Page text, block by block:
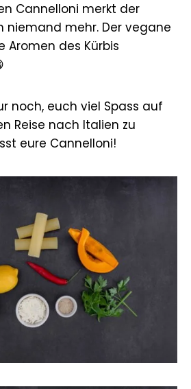
Cannelloni merkt der
niemand mehr. Der vegane
des Kürbis
noch, euch viel Spass auf
Reise nach Italien zu
eure Cannelloni!